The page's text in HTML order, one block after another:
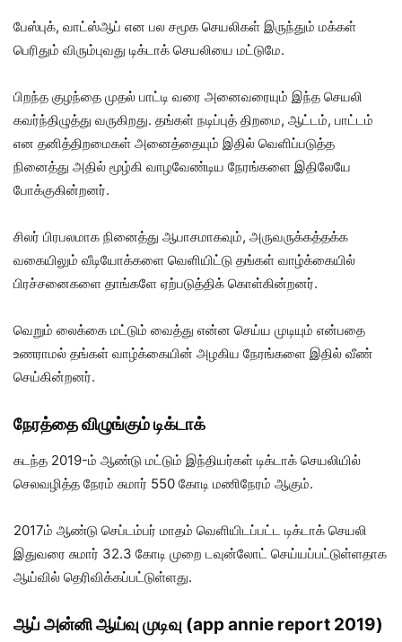
பேஸ்புக், வாட்ஸ்ஆப் என பல சமூக செயலிகள் இருந்தும் மக்கள்
பெரிதும் விரும்புவது டிக்டாக் செயலியை மட்டுமே.
பிறந்த குழந்தை முதல் பாட்டி வரை அனைவரையும் இந்த செயலி
கவர்ந்திழுத்து வருகிறது. தங்கள் நடிப்புத் திறமை, ஆட்டம், பாட்டம்
என தனித்திறமைகள் அனைத்தையும் இதில் வெளிப்படுத்த
நினைத்து அதில் மூழ்கி வாழவேண்டிய நேரங்களை இதிலேயே
போக்குகின்றனர்.
சிலர் பிரபலமாக நினைத்து ஆபாசமாகவும், அருவருக்கத்தக்க
வகையிலும் வீடியோக்களை வெளியிட்டு தங்கள் வாழ்க்கையில்
பிரச்சனைகளை தாங்களே ஏற்படுத்திக் கொள்கின்றனர்.
வெறும் லைக்கை மட்டும் வைத்து என்ன செய்ய முடியும் என்பதை
உணராமல் தங்கள் வாழ்க்கையின் அழகிய நேரங்களை இதில் வீண்
செய்கின்றனர்.
நேரத்தை விழுங்கும் டிக்டாக்
கடந்த 2019-ம் ஆண்டு மட்டும் இந்தியர்கள் டிக்டாக் செயலியில்
செலவழித்த நேரம் சுமார் 550 கோடி மணிநேரம் ஆகும்.
2017ம் ஆண்டு செப்டம்பர் மாதம் வெளியிடப்பட்ட டிக்டாக் செயலி
இதுவரை சுமார் 32.3 கோடி முறை டவுன்லோட் செய்யப்பட்டுள்ளதாக
ஆய்வில் தெரிவிக்கப்பட்டுள்ளது.
ஆப் அன்னி ஆய்வு முடிவு (app annie report 2019)